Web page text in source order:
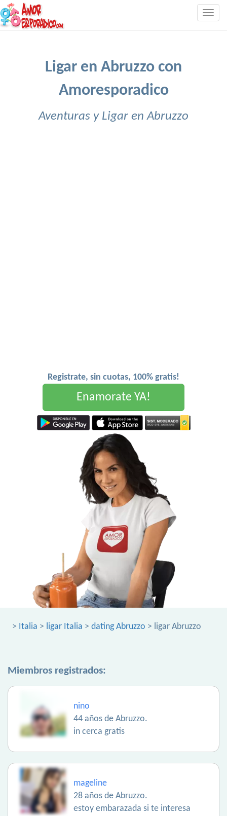
Ligar en Abruzzo con
Amoresporadico
Aventuras y Ligar en Abruzzo
Registrate, sin cuotas, 100% gratis!
Enamorate YA!
> Italia > ligar Italia > dating Abruzzo > ligar Abruzzo
Miembros registrados:
nino
44 años de Abruzzo.
in cerca gratis
mageline
28 años de Abruzzo.
estoy embarazada si te interesa